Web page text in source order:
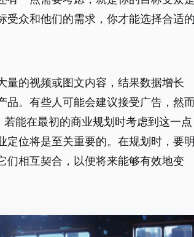
受众和他们的需求，你才能选择合适的
量的视频或图文内容，结果数据增长
品。有些人可能会建议接受广告，然而
能在最初的商业规划时考虑到这一点
位将是至关重要的。在规划时，要明
们相互契合，以便将来能够有效地变